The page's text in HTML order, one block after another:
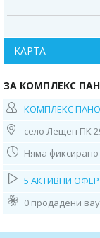
- Чардак, оборудван
- Дневна с голям
- Камина;
- Климатик;
- Смарт телевизор;
- Напълно оборудван
-Баняи тоалетна;
КАРТА
ЗА КОМПЛЕКС
КОМПЛЕКС
село Лещен ПК
Няма
5 АКТИВНИ
0 продадени